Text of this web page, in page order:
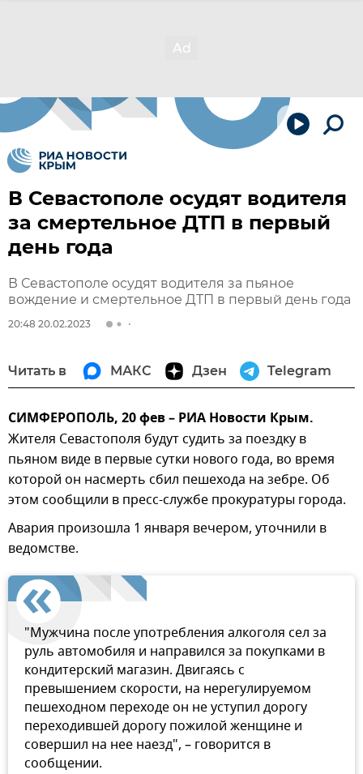
В Севастополе осудят водителя
за смертельное ДТП в первый
день года
В Севастополе осудят водителя за пьяное
вождение и смертельное ДТП в первый день года
20:48 20.02.2023
Читать в МАКС Дзен Telegram
СИМФЕРОПОЛЬ, 20 фев – РИА Новости Крым.
Жителя Севастополя будут судить за поездку в
пьяном виде в первые сутки нового года, во время
которой он насмерть сбил пешехода на зебре. Об
этом сообщили в пресс-службе прокуратуры города.
Авария произошла 1 января вечером, уточнили в
ведомстве.
"Мужчина после употребления алкоголя сел за
руль автомобиля и направился за покупками в
кондитерский магазин. Двигаясь с
превышением скорости, на нерегулируемом
пешеходном переходе он не уступил дорогу
переходившей дорогу пожилой женщине и
совершил на нее наезд", – говорится в
сообщении.